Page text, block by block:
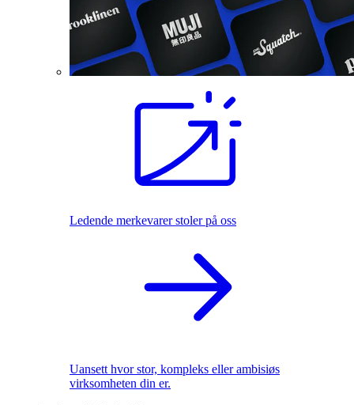
Ledende merkevarer stoler på oss
Uansett hvor stor, kompleks eller ambisiøs
virksomheten din er.